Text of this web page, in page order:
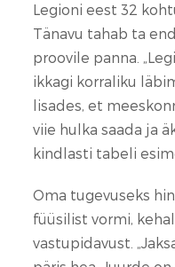
Legioni eest 32
Tänavu tahab ta
proovile panna.
ikkagi korraliku
lisades, et
viie hulka saada ja
kindlasti tabeli
Oma tugevuseks
füüsilist vormi,
vastupidavust.